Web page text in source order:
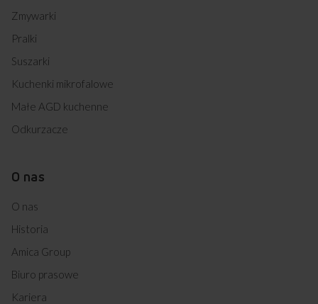
Zmywarki
Pralki
Suszarki
Kuchenki mikrofalowe
Małe AGD kuchenne
Odkurzacze
O nas
O nas
Historia
Amica Group
Biuro prasowe
Kariera